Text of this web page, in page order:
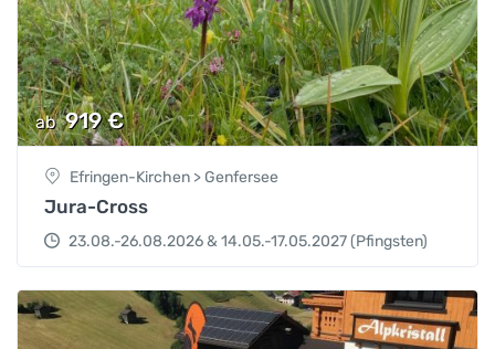
ab 919€
Efringen-Kirchen > Genfersee
Jura-Cross
23.08.-26.08.2026 & 14.05.-17.05.2027 (Pfingsten)